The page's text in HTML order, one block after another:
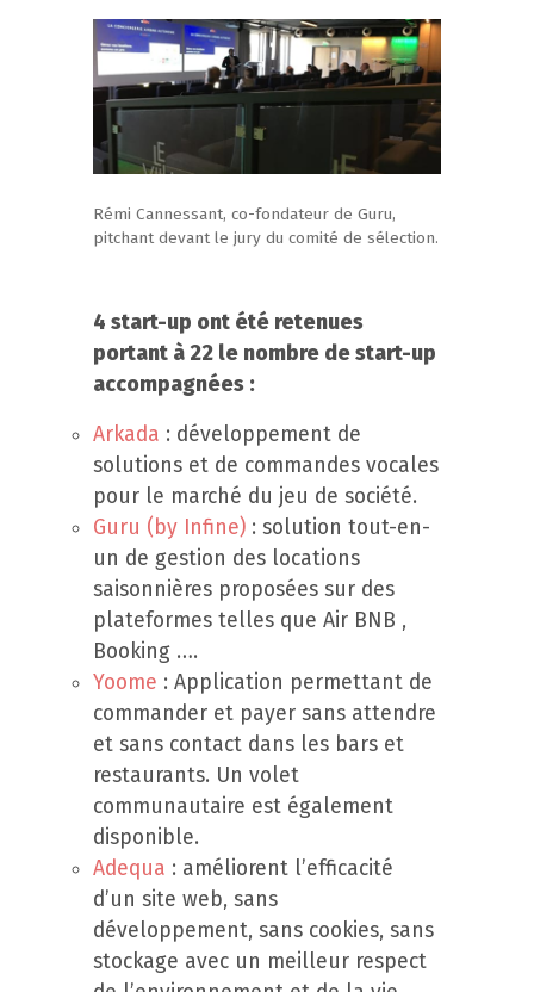
Rémi Cannessant, co-fondateur de Guru,
pitchant devant le jury du comité de sélection.
4 start-up ont été retenues
portant à 22 le nombre de start-up
accompagnées :
Arkada : développement de
solutions et de commandes vocales
pour le marché du jeu de société.
Guru (by Infine): solution tout-en-
un de gestion des locations
saisonnières proposées sur des
plateformes telles que Air BNB ,
Booking ….
Yoome : Application permettant de
commander et payer sans attendre
et sans contact dans les bars et
restaurants. Un volet
communautaire est également
disponible.
Adequa : améliorent l’efficacité
d’un site web, sans
développement, sans cookies, sans
stockage avec un meilleur respect